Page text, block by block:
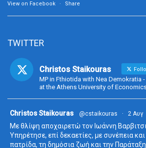
View on Facebook · Share
TWITTER
Christos Staikouras
MP in Fthiotida with Nea Demokratia
at the Athens University of
Christos Staikouras @cstaikouras · 2 Αυγ
Με θλίψη αποχαιρετώ τον Ιωάννη
Υπηρέτησε, επί δεκαετίες, με συνέπεια
πατρίδα, τη δημόσια ζωή και την